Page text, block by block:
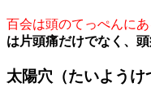
百会は頭のてっぺんにあ
は片頭痛だけでなく、
太陽穴（たいようけ